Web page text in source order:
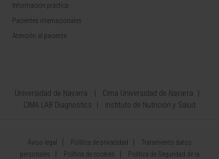
Información práctica
Pacientes internacionales
Atención al paciente
Universidad de Navarra
Cima Universidad de Navarra
CIMA LAB Diagnostics
Instituto de Nutrición y Salud
Aviso legal Política de privacidad
Tratamiento datos
personales
Política de cookies
Política de Seguridad de la